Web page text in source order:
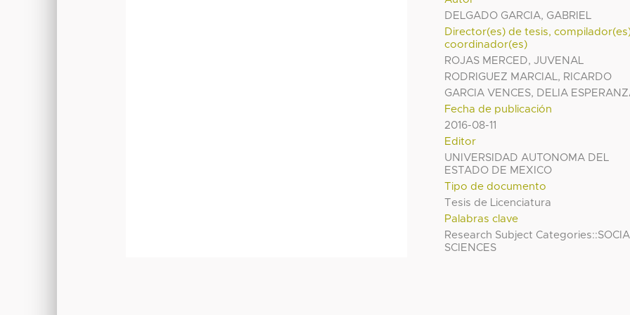
DELGADO GARCIA, GABRIEL
Director(es) de tesis,
coordinador(es)
ROJAS MERCED, JUVENAL
RODRIGUEZ MARCIAL, RICARDO
GARCIA VENCES, DELIA
Fecha de publicación
2016-08-11
Editor
UNIVERSIDAD AUTONOMA DEL
ESTADO DE MEXICO
Tipo de documento
Tesis de Licenciatura
Palabras clave
Research Subject Categories::SOCIAL
SCIENCES